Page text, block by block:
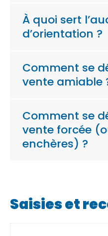
À quoi sert
d’orientation ?
Comment se
vente amiable
Comment se
vente forcée
enchères) ?
Saisies et